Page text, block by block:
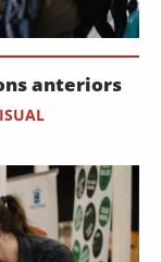
anteriors